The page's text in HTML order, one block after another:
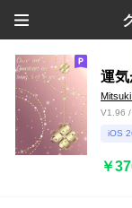
運気
V1.96 /
iOS
￥